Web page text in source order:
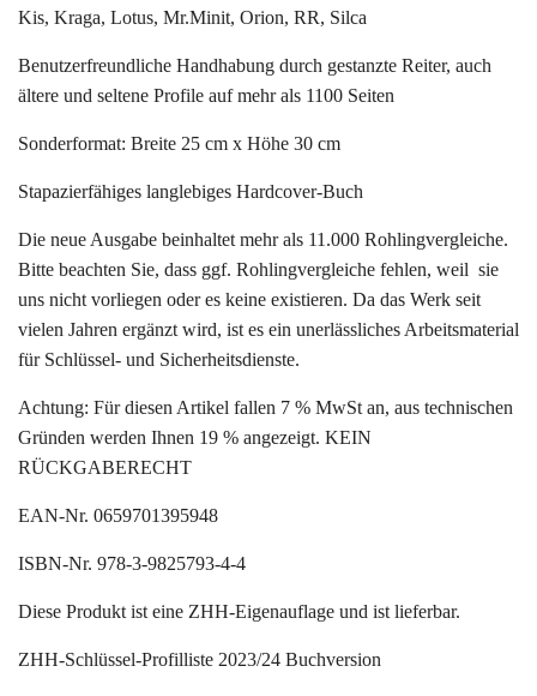
Kis, Kraga, Lotus, Mr.Minit, Orion, RR, Silca
Benutzerfreundliche Handhabung durch gestanzte Reiter, auch
ältere und seltene Profile auf mehr als 1100 Seiten
Sonderformat: Breite 25 cm x Höhe 30 cm
Stapazierfähiges langlebiges Hardcover-Buch
Die neue Ausgabe beinhaltet mehr als 11.000 Rohlingvergleiche.
Bitte beachten Sie, dass ggf. Rohlingvergleiche fehlen, weil sie
uns nicht vorliegen oder es keine existieren. Da das Werk seit
vielen Jahren ergänzt wird, ist es ein unerlässliches Arbeitsmaterial
für Schlüssel- und Sicherheitsdienste.
Achtung: Für diesen Artikel fallen 7 % MwSt an, aus technischen
Gründen werden Ihnen 19 % angezeigt. KEIN
RÜCKGABERECHT
EAN-Nr. 0659701395948
ISBN-Nr. 978-3-9825793-4-4
Diese Produkt ist eine ZHH-Eigenauflage und ist lieferbar.
ZHH-Schlüssel-Profilliste 2023/24 Buchversion